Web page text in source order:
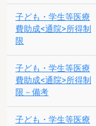
子ども・学生等医療
費助成<通院>所得制
限
子ども・学生等医療
費助成<通院>所得制
限－備考
子ども・学生等医療